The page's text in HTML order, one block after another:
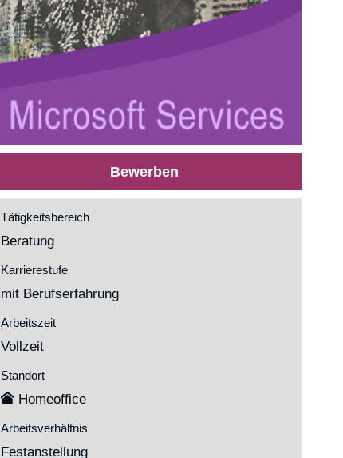
Bewerben
Tätigkeitsbereich
Beratung
Karrierestufe
mit Berufserfahrung
Arbeitszeit
Vollzeit
Standort
Homeoffice
Arbeitsverhältnis
Festanstellung